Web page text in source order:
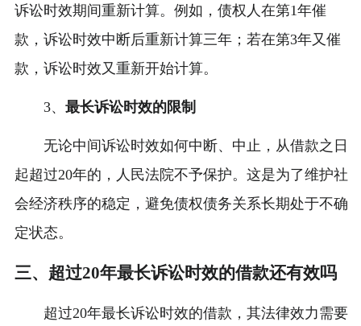
诉讼时效期间重新计算。例如，债权人在第1年催
款，诉讼时效中断后重新计算三年；若在第3年又催
款，诉讼时效又重新开始计算。
3、 最长诉讼时效的限制
无论中间诉讼时效如何中断、中止，从借款之日
起超过20年的，人民法院不予保护。这是为了维护社
会经济秩序的稳定，避免债权债务关系长期处于不确
定状态。
三、超过20年最长诉讼时效的借款还有效吗
超过20年最长诉讼时效的借款，其法律效力需要